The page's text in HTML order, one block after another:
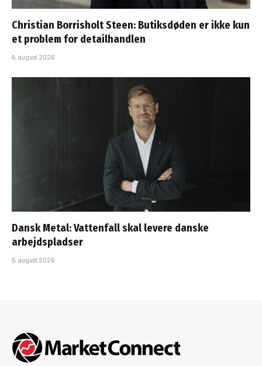
Christian Borrisholt Steen: Butiksdøden er ikke kun
et problem for detailhandlen
6. august 2026
Dansk Metal: Vattenfall skal levere danske
arbejdspladser
5. august 2026